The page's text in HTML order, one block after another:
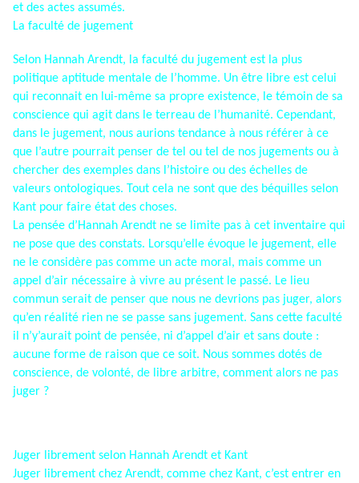
et des actes assumés.
La faculté de jugement
Selon Hannah Arendt, la faculté du jugement est la plus
politique aptitude mentale de l’homme. Un être libre est celui
qui reconnait en lui-même sa propre existence, le témoin de sa
conscience qui agit dans le terreau de l’humanité. Cependant,
dans le jugement, nous aurions tendance à nous référer à ce
que l’autre pourrait penser de tel ou tel de nos jugements ou à
chercher des exemples dans l’histoire ou des échelles de
valeurs ontologiques. Tout cela ne sont que des béquilles selon
Kant pour faire état des choses.
La pensée d’Hannah Arendt ne se limite pas à cet inventaire qui
ne pose que des constats. Lorsqu’elle évoque le jugement, elle
ne le considère pas comme un acte moral, mais comme un
appel d’air nécessaire à vivre au présent le passé. Le lieu
commun serait de penser que nous ne devrions pas juger, alors
qu’en réalité rien ne se passe sans jugement. Sans cette faculté
il n’y’aurait point de pensée, ni d’appel d’air et sans doute :
aucune forme de raison que ce soit. Nous sommes dotés de
conscience, de volonté, de libre arbitre, comment alors ne pas
juger ?
Juger librement selon Hannah Arendt et Kant
Juger librement chez Arendt, comme chez Kant, c’est entrer en